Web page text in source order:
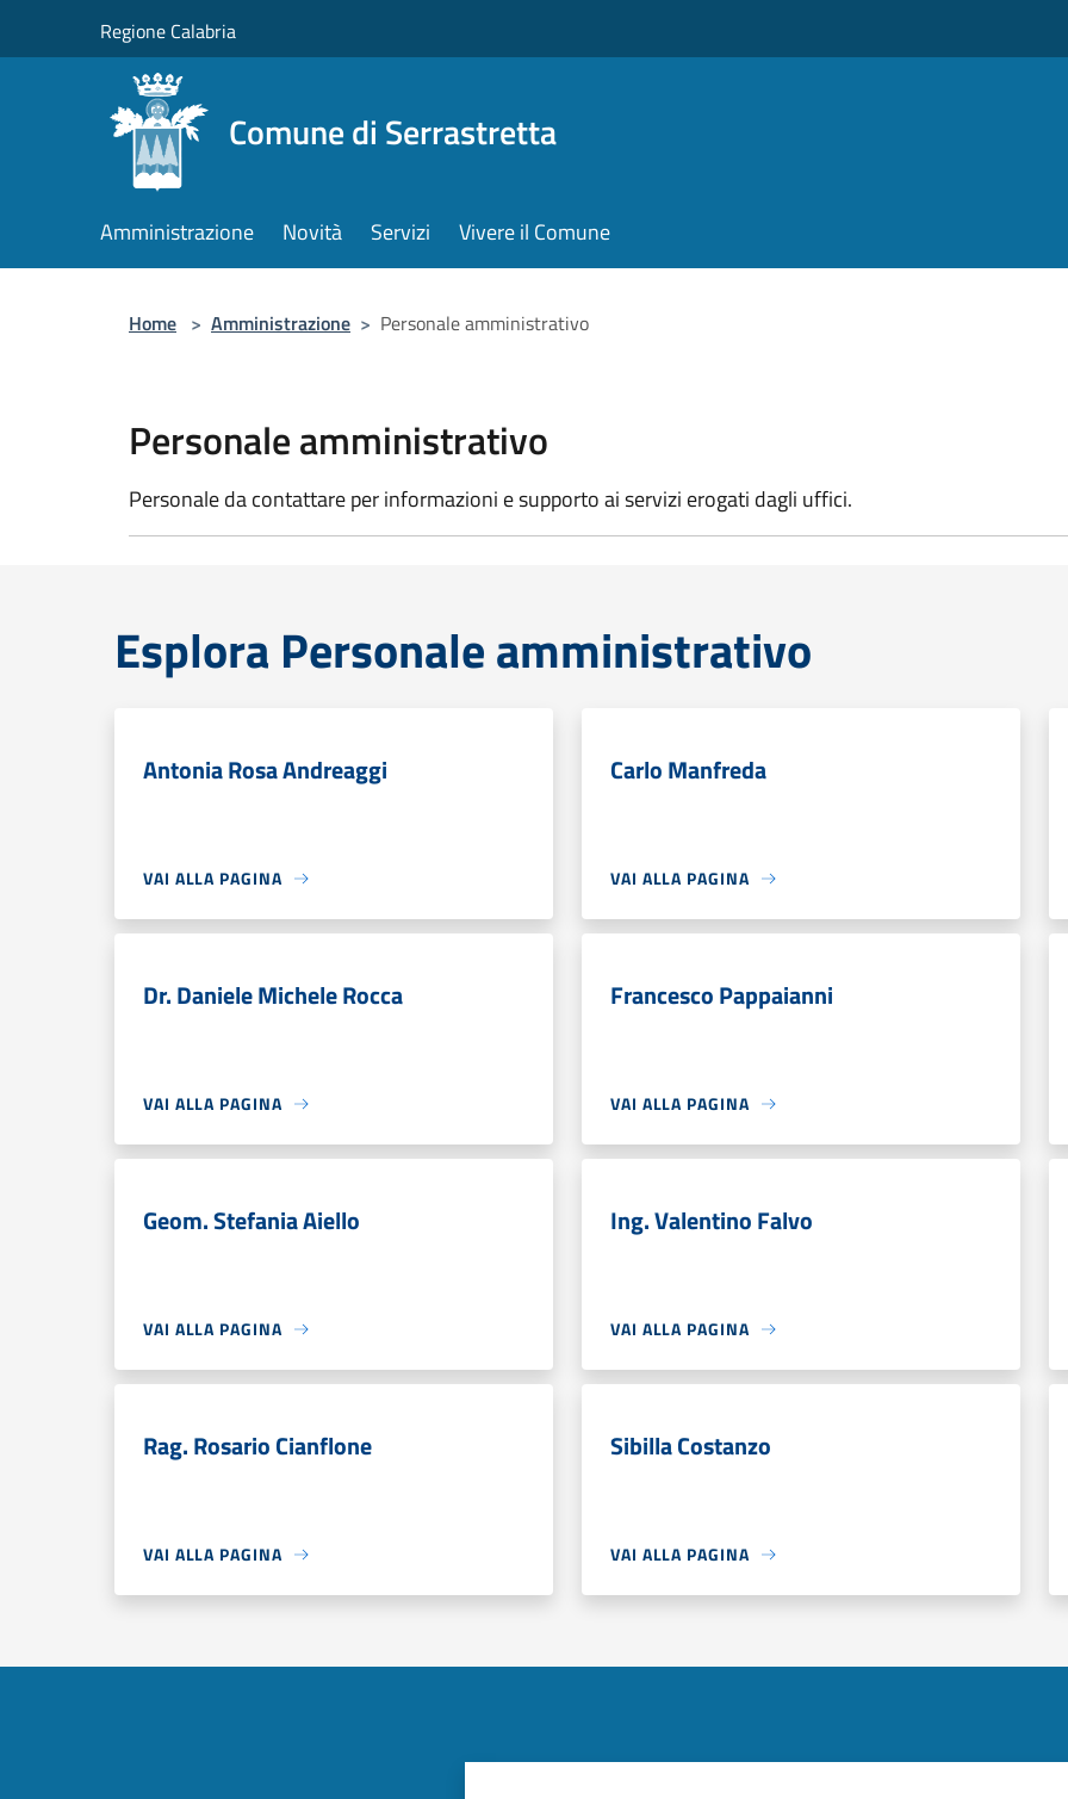
Regione Calabria
Comune di Serrastretta
Amministrazione Novità Servizi Vivere il Comune
Home > Amministrazione > Personale amministrativo
Personale amministrativo
Personale da contattare per informazioni e supporto ai servizi erogati dagli uffici.
Esplora Personale amministrativo
Antonia Rosa Andreaggi
VAI ALLA PAGINA
Carlo Manfreda
VAI ALLA PAGINA
Dr. Daniele Michele Rocca
VAI ALLA PAGINA
Francesco Pappaianni
VAI ALLA PAGINA
Geom. Stefania Aiello
VAI ALLA PAGINA
Ing. Valentino Falvo
VAI ALLA PAGINA
Rag. Rosario Cianflone
VAI ALLA PAGINA
Sibilla Costanzo
VAI ALLA PAGINA